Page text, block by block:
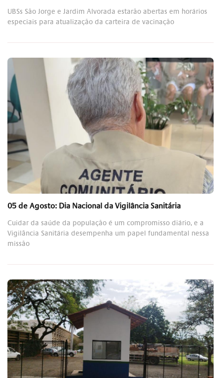
UBSs São Jorge e Jardim Alvorada estarão abertas em horários
especiais para atualização da carteira de vacinação
05 de Agosto: Dia Nacional da Vigilância Sanitária
Cuidar da saúde da população é um compromisso diário, e a
Vigilância Sanitária desempenha um papel fundamental nessa
missão